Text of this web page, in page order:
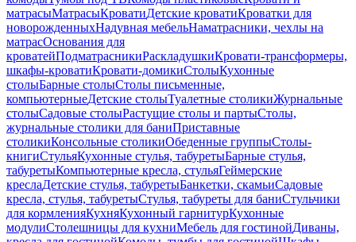
матрасыМатрасыКроватиДетские кроватиКроватки для
новорожденныхНадувная мебельНаматрасники, чехлы на
матрасОснования для
кроватейПодматрасникиРаскладушкиКровати-трансформеры,
шкафы-кроватиКровати-домикиСтолыКухонные
столыБарные столыСтолы письменные,
компьютерныеДетские столыТуалетные столикиЖурнальные
столыСадовые столыРастущие столы и партыСтолы,
журнальные столики для баниПриставные
столикиКонсольные столикиОбеденные группыСтолы-
книгиСтульяКухонные стулья, табуретыБарные стулья,
табуретыКомпьютерные кресла, стульяГеймерские
креслаДетские стулья, табуретыБанкетки, скамьиСадовые
кресла, стулья, табуретыСтулья, табуреты для баниСтульчики
для кормленияКухняКухонный гарнитурКухонные
модулиСтолешницы для кухниМебель для гостинойДиваны,